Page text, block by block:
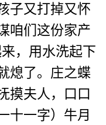
子又打掉又怀
咱们这份家产
，用水洗起下
熄了。庄之蝶
摸夫人，口口
十一字）牛月